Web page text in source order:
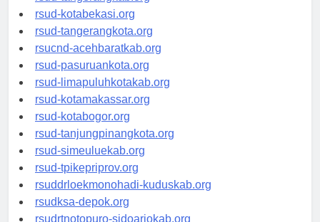
rsud-tangerangkab.org
rsud-kotabekasi.org
rsud-tangerangkota.org
rsucnd-acehbaratkab.org
rsud-pasuruankota.org
rsud-limapuluhkotakab.org
rsud-kotamakassar.org
rsud-kotabogor.org
rsud-tanjungpinangkota.org
rsud-simeuluekab.org
rsud-tpikepriprov.org
rsuddrloekmonohadi-kuduskab.org
rsudksa-depok.org